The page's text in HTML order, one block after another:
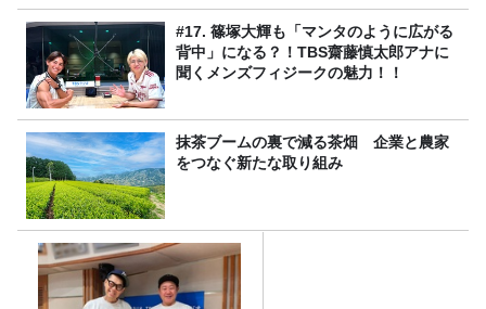
#17. 篠塚大輝も「マンタのように広がる
背中」になる？！TBS齋藤慎太郎アナに
聞くメンズフィジークの魅力！！
抹茶ブームの裏で減る茶畑 企業と農家
をつなぐ新たな取り組み